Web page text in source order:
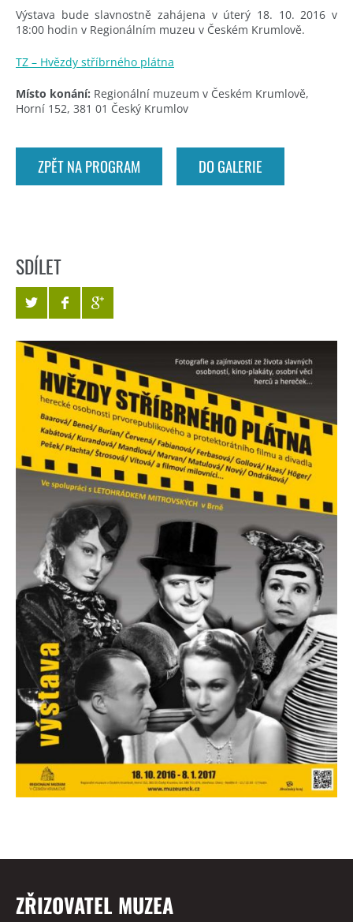
Výstava bude slavnostně zahájena v úterý 18. 10. 2016 v
18:00 hodin v Regionálním muzeu v Českém Krumlově.
TZ – Hvězdy stříbrného plátna
Místo konání: Regionální muzeum v Českém Krumlově,
Horní 152, 381 01 Český Krumlov
ZPĚT NA PROGRAM DO GALERIE
SDÍLET
ZŘIZOVATEL MUZEA